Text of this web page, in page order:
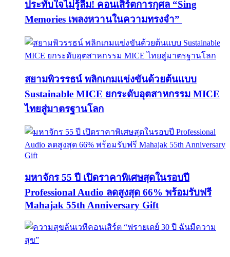
ประทับใจไม่รู้ลืม! คอนเสิร์ตการกุศล “Sing
Memories เพลงหวานในความทรงจำ”
สยามพิวรรธน์ พลิกเกมแข่งขันด้วยต้นแบบ
Sustainable MICE ยกระดับอุตสาหกรรม MICE
ไทยสู่มาตรฐานโลก
มหาจักร 55 ปี เปิดราคาพิเศษสุดในรอบปี
Professional Audio ลดสูงสุด 66% พร้อมรับฟรี
Mahajak 55th Anniversary Gift